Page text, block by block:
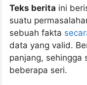
Teks berita ini
suatu
sebuah fakta
data yang valid.
panjang, sehingga
beberapa seri.